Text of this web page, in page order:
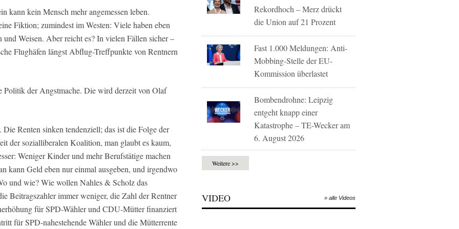
kann kein Mensch mehr angemessen leben.
Fiktion; zumindest im Westen: Viele haben eben
Weisen. Aber reicht es? In vielen Fällen sicher –
Flughäfen längst Abflug-Treffpunkte von Rentnern
Politik der Angstmache. Die wird derzeit von Olaf
Renten sinken tendenziell; das ist die Folge der
der sozialliberalen Koalition, man glaubt es kaum,
Weniger Kinder und mehr Berufstätige machen
kann Geld eben nur einmal ausgeben, und irgendwo
und wie? Wie wollen Nahles & Scholz das
Beitragszahler immer weniger, die Zahl der Rentner
für SPD-Wähler und CDU-Mütter finanziert
für SPD-nahestehende Wähler und die Mütterrente
Rekordhoch – Merz drückt
die Union auf 21 Prozent
Fast 1.000 Meldungen: Anti-
Mobbing-Stelle der EU-
Kommission überlastet
Bombendrohne: Leipzig
entgeht knapp einer
Katastrophe – TE-Wecker am
6. August 2026
Weitere >>
VIDEO » alle Videos